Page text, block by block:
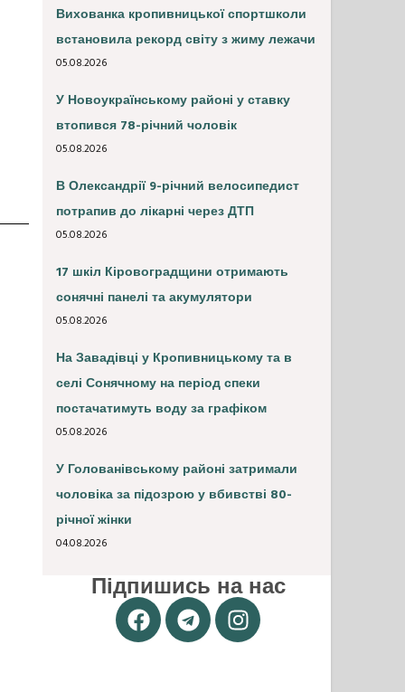
Вихованка кропивницької спортшколи
встановила рекорд світу з жиму лежачи
05.08.2026
У Новоукраїнському районі у ставку
втопився 78-річний чоловік
05.08.2026
В Олександрії 9-річний велосипедист
потрапив до лікарні через ДТП
05.08.2026
17 шкіл Кіровоградщини отримають
сонячні панелі та акумулятори
05.08.2026
На Завадівці у Кропивницькому та в
селі Сонячному на період спеки
постачатимуть воду за графіком
05.08.2026
У Голованівському районі затримали
чоловіка за підозрою у вбивстві 80-
річної жінки
04.08.2026
Підпишись на нас